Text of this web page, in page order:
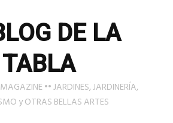
DE LA
TABLA
•• JARDINES, JARDINERÍA,
y OTRAS BELLAS ARTES